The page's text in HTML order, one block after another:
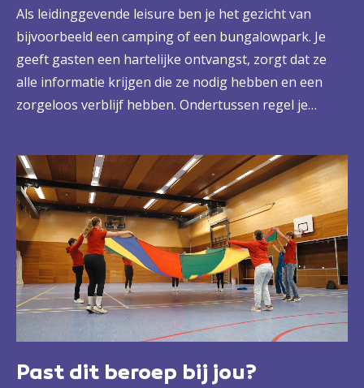
Als leidinggevende leisure ben je het gezicht van
bijvoorbeeld een camping of een bungalowpark. Je
geeft gasten een hartelijke ontvangst, zorgt dat ze
alle informatie krijgen die ze nodig hebben en een
zorgeloos verblijf hebben. Ondertussen regel je
samen met je team, maar met jou in een coachende en
leidinggevende rol. Die veelzijdige functie is jou op het
lijf geschreven.
Past dit beroep bij jou?